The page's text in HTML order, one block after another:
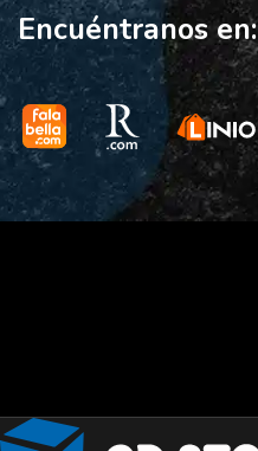
Encuéntranos en: